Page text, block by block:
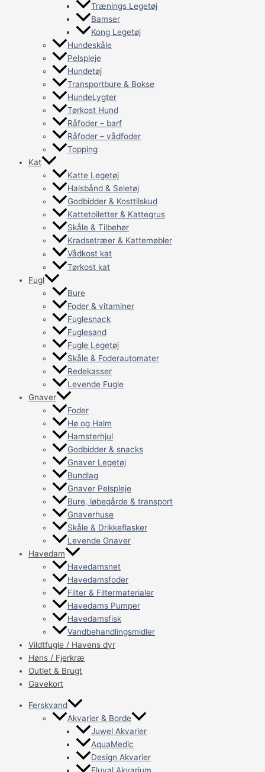
Trænings Legetøj
Bamser
Kong Legetøj
Hundeskåle
Pelspleje
Hundetøj
Transportbure & Bokse
HundeLygter
Tørkost Hund
Råfoder – barf
Råfoder – vådfoder
Topping
Kat
Katte Legetøj
Halsbånd & Seletøj
Godbidder & Kosttilskud
Kattetoiletter & Kattegrus
Skåle & Tilbehør
Kradsetræer & Kattemøbler
Vådkost kat
Tørkost kat
Fugl
Bure
Foder & vitaminer
Fuglesnack
Fuglesand
Fugle Legetøj
Skåle & Foderautomater
Redekasser
Levende Fugle
Gnaver
Foder
Hø og Halm
Hamsterhjul
Godbidder & snacks
Gnaver Legetøj
Bundlag
Gnaver Pelspleje
Bure, løbegårde & transport
Gnaverhuse
Skåle & Drikkeflasker
Levende Gnaver
Havedam
Havedamsnet
Havedamsfoder
Filter & Filtermaterialer
Havedams Pumper
Havedamsfisk
Vandbehandlingsmidler
Vildtfugle / Havens dyr
Høns / Fjerkræ
Outlet & Brugt
Gavekort
Ferskvand
Akvarier & Borde
Juwel Akvarier
AquaMedic
Design Akvarier